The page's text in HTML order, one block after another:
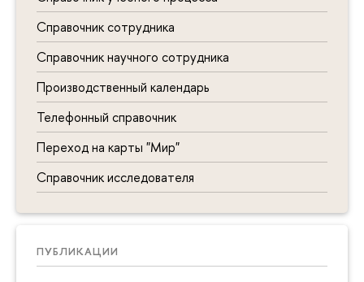
Справочник сотрудника
Справочник научного сотрудника
Производственный календарь
Телефонный справочник
Переход на карты "Мир"
Справочник исследователя
ПУБЛИКАЦИИ